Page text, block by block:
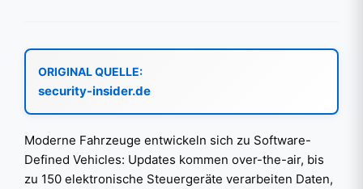
ORIGINAL QUELLE:
security-insider.de
Moderne Fahrzeuge entwickeln sich zu Software-
Defined Vehicles: Updates kommen over-the-air, bis
zu 150 elektronische Steuergeräte verarbeiten Daten,